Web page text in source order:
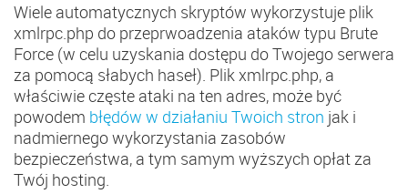
Wiele automatycznych skryptów wykorzystuje plik
xmlrpc.php do przeprwoadzenia ataków typu Brute
Force (w celu uzyskania dostępu do Twojego serwera
za pomocą słabych haseł). Plik xmlrpc.php, a
właściwie częste ataki na ten adres, może być
powodem błędów w działaniu Twoich stron jak i
nadmiernego wykorzystania zasobów
bezpieczeństwa, a tym samym wyższych opłat za
Twój hosting.